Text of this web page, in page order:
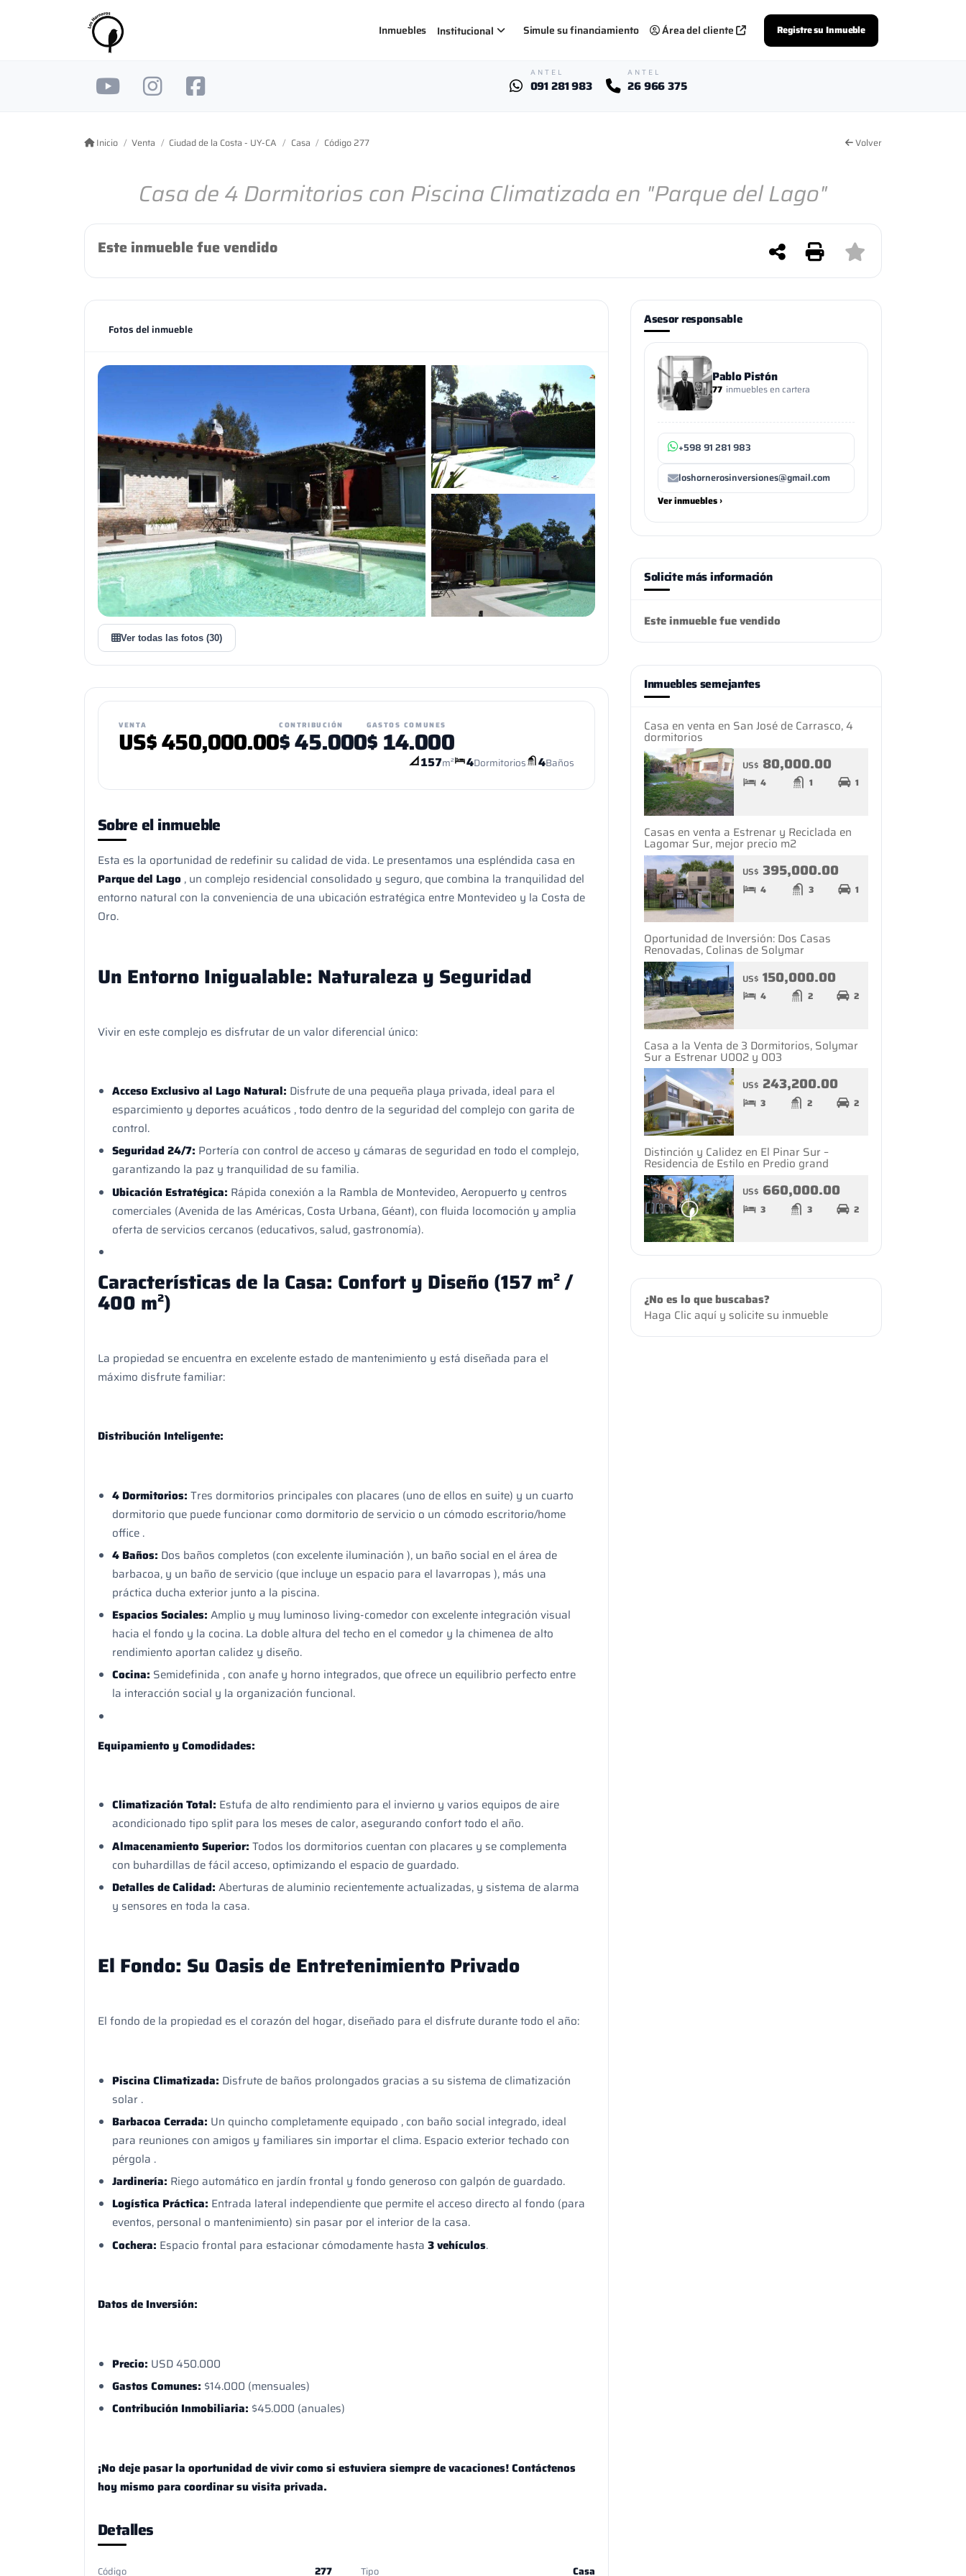
Inmuebles Institucional Simule su financiamiento Área del cliente Registre su Inmueble
ANTEL
091 281 983
ANTEL
26 966 375
Inicio Venta Ciudad de la Costa - UY-CA Casa Código 277 Volver
Casa de 4 Dormitorios con Piscina Climatizada en "Parque del Lago"
Este inmueble fue vendido
Fotos del inmueble
+27
Ver todas las fotos (30)
VENTA
US$450,000.00CONTRIBUCIÓN
$45.000GASTOS COMUNES
$14.000
157m² 4Dormitorios 4Baños
Sobre el inmueble
Esta es la oportunidad de redefinir su calidad de vida. Le presentamos una espléndida casa en
Parque del Lago, un complejo residencial consolidado y seguro, que combina la tranquilidad del
entorno natural con la conveniencia de una ubicación estratégica entre Montevideo y la Costa de
Oro.
Un Entorno Inigualable: Naturaleza y Seguridad
Vivir en este complejo es disfrutar de un valor diferencial único:
Acceso Exclusivo al Lago Natural: Disfrute de una pequeña playa privada, ideal para el
esparcimiento y deportes acuáticos , todo dentro de la seguridad del complejo con garita de
control.
Seguridad 24/7: Portería con control de acceso y cámaras de seguridad en todo el complejo,
garantizando la paz y tranquilidad de su familia.
Ubicación Estratégica: Rápida conexión a la Rambla de Montevideo, Aeropuerto y centros
comerciales (Avenida de las Américas, Costa Urbana, Géant), con fluida locomoción y amplia
oferta de servicios cercanos (educativos, salud, gastronomía).
Características de la Casa: Confort y Diseño (157 m² /
400 m²)
La propiedad se encuentra en excelente estado de mantenimiento y está diseñada para el
máximo disfrute familiar:
Distribución Inteligente:
4 Dormitorios: Tres dormitorios principales con placares (uno de ellos en suite) y un cuarto
dormitorio que puede funcionar como dormitorio de servicio o un cómodo escritorio/home
office .
4 Baños: Dos baños completos (con excelente iluminación ), un baño social en el área de
barbacoa, y un baño de servicio (que incluye un espacio para el lavarropas ), más una
práctica ducha exterior junto a la piscina.
Espacios Sociales: Amplio y muy luminoso living-comedor con excelente integración visual
hacia el fondo y la cocina. La doble altura del techo en el comedor y la chimenea de alto
rendimiento aportan calidez y diseño.
Cocina: Semidefinida , con anafe y horno integrados, que ofrece un equilibrio perfecto entre
la interacción social y la organización funcional.
Equipamiento y Comodidades:
Climatización Total: Estufa de alto rendimiento para el invierno y varios equipos de aire
acondicionado tipo split para los meses de calor, asegurando confort todo el año.
Almacenamiento Superior: Todos los dormitorios cuentan con placares y se complementa
con buhardillas de fácil acceso, optimizando el espacio de guardado.
Detalles de Calidad: Aberturas de aluminio recientemente actualizadas, y sistema de alarma
y sensores en toda la casa.
El Fondo: Su Oasis de Entretenimiento Privado
El fondo de la propiedad es el corazón del hogar, diseñado para el disfrute durante todo el año:
Piscina Climatizada: Disfrute de baños prolongados gracias a su sistema de climatización
solar .
Barbacoa Cerrada: Un quincho completamente equipado , con baño social integrado, ideal
para reuniones con amigos y familiares sin importar el clima. Espacio exterior techado con
pérgola .
Jardinería: Riego automático en jardín frontal y fondo generoso con galpón de guardado.
Logística Práctica: Entrada lateral independiente que permite el acceso directo al fondo (para
eventos, personal o mantenimiento) sin pasar por el interior de la casa.
Cochera: Espacio frontal para estacionar cómodamente hasta 3 vehículos.
Datos de Inversión:
Precio: USD 450.000
Gastos Comunes: $14.000 (mensuales)
Contribución Inmobiliaria: $45.000 (anuales)
¡No deje pasar la oportunidad de vivir como si estuviera siempre de vacaciones! Contáctenos
hoy mismo para coordinar su visita privada.
Detalles
Código 277 Tipo Casa
Asesor responsable
Pablo Pistón
77 inmuebles en cartera
+598 91 281 983
loshornerosinversiones@gmail.com
Ver inmuebles ›
Solicite más información
Este inmueble fue vendido
Inmuebles semejantes
Casa en venta en San José de Carrasco, 4
dormitorios
US$ 80,000.00
4 1 1
Casas en venta a Estrenar y Reciclada en
Lagomar Sur, mejor precio m2
US$ 395,000.00
4 3 1
Oportunidad de Inversión: Dos Casas
Renovadas, Colinas de Solymar
US$ 150,000.00
4 2 2
Casa a la Venta de 3 Dormitorios, Solymar
Sur a Estrenar U002 y 003
US$ 243,200.00
3 2 2
Distinción y Calidez en El Pinar Sur –
Residencia de Estilo en Predio grand
US$ 660,000.00
3 3 2
¿No es lo que buscabas?
Haga Clic aquí y solicite su inmueble